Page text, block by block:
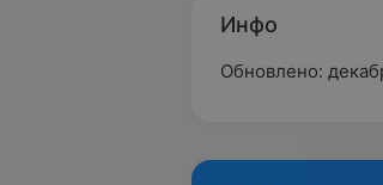
Инфо
Обновлено: